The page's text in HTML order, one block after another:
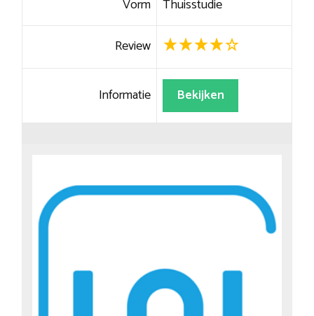
Vorm Thuisstudie
Review
Informatie Bekijken